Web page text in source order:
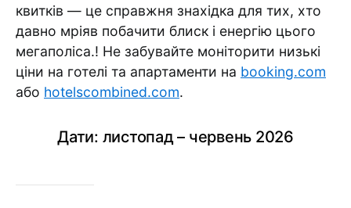
квитків — це справжня знахідка для тих, хто
давно мріяв побачити блиск і енергію цього
мегаполіса.! Не забувайте моніторити низькі
ціни на готелі та апартаменти на booking.com
або hotelscombined.com.
Дати: листопад – червень 2026